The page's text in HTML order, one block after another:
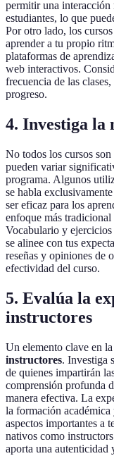
permitir una interacción
estudiantes, lo que
Por otro lado, los
aprender a tu propio
plataformas de
web interactivos.
frecuencia de las
progreso.
4. Investiga la
No todos los cursos son
pueden variar
programa. Algunos
se habla
ser eficaz para los
enfoque más
Vocabulario y
se alinee con tus
reseñas y opiniones de
efectividad del curso.
5. Evalúa la
instructores
Un elemento clave en
instructores. Investiga
de quienes impartirán
comprensión profunda
manera efectiva. La
la formación
aspectos importantes a
nativos como
aporta una autenticidad